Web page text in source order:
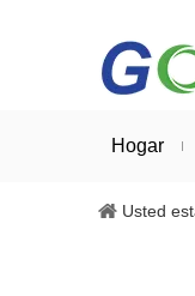
Hogar
Usted